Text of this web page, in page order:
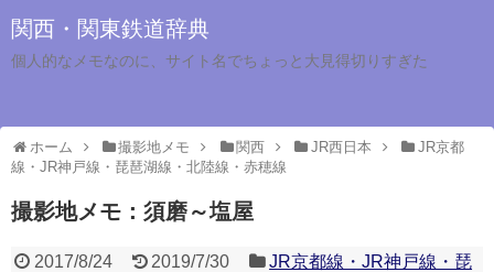
関西・関東鉄道辞典
個人的なメモなのに、サイト名でちょっと大見得切りすぎた
ホーム 撮影地メモ 関西 JR西日本
JR京都
線・JR神戸線・琵琶湖線・北陸線・赤穂線
撮影地メモ：須磨～塩屋
2017/8/24 2019/7/30
JR京都線・JR神戸線・琵